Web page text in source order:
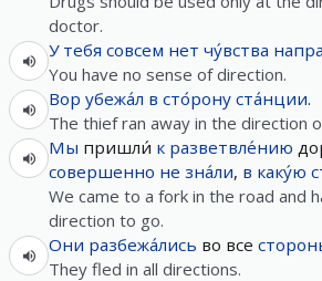
doctor.
У тебя совсем нет чу́вства
You have no sense of direction.
Вор убежа́л в сто́рону ста́нции.
The thief ran away in the direction
Мы пришли́ к разветвле́нию
совершенно не зна́ли, в каку́ю
We came to a fork in the road and
direction to go.
Они разбежа́лись во все
They fled in all directions.